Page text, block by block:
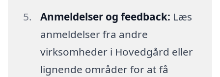
Anmeldelser og feedback: Læs
anmeldelser fra andre
virksomheder i Hovedgård eller
lignende områder for at få